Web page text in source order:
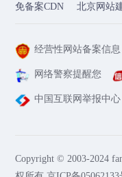
免备案CDN 北京网站
经营性网站备案信息
网络警察提醒您
中国互联网举报中心
Copyright © 2003-2024